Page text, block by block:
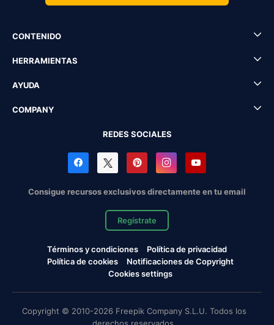
CONTENIDO
HERRAMIENTAS
AYUDA
COMPANY
REDES SOCIALES
Consigue recursos exclusivos directamente en tu email
Regístrate
Términos y condiciones
Política de privacidad
Política de cookies
Notificaciones de Copyright
Cookies settings
Copyright © 2010-2026 Freepik Company S.L.U. Todos los